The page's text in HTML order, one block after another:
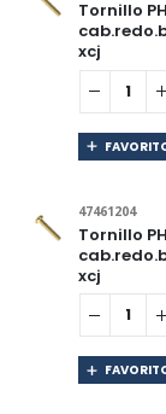
Tornillo PH
xcj
47461204
Tornillo PH
xcj